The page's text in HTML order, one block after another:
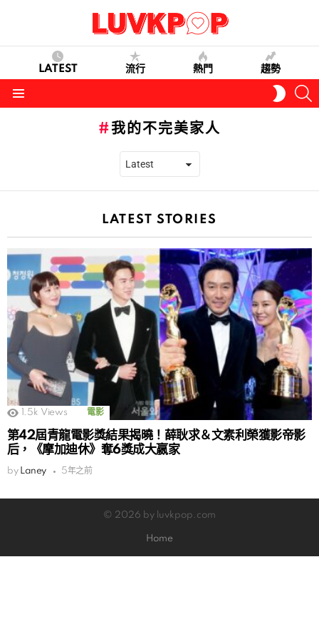
LATEST 流行 熱門 趨勢
SKIN
我的不完美家人
LATEST STORIES
1.5k Views 電影
第42屆青龍電影獎結果揭曉！薛耿求＆文素利榮獲影帝影
后，《摩加迪休》奪6獎成大嬴家
by Laney 5年之前
© 2026 by luvkpop.com
Home